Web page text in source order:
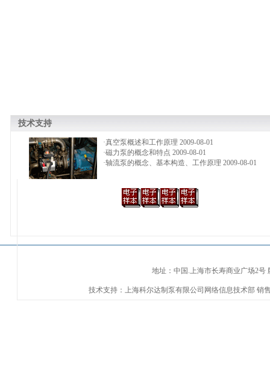
技术支持
·真空泵概述和工作原理 2009-08-01
·磁力泵的概念和特点 2009-08-01
·轴流泵的概念、基本构造、工作原理 2009-08-01
地址：中国.上海市长寿商业广场2号
技术支持：上海科尔达制泵有限公司网络信息技术部 销售